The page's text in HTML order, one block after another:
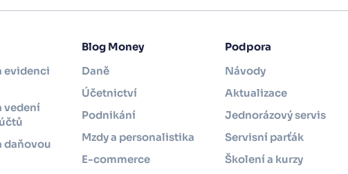
evidenci
vedení
daňovou
Blog Money
Daně
Účetnictví
Podnikání
Mzdy a personalistika
E-commerce
Podpora
Návody
Aktualizace
Jednorázový servis
Servisní parťák
Školení a kurzy